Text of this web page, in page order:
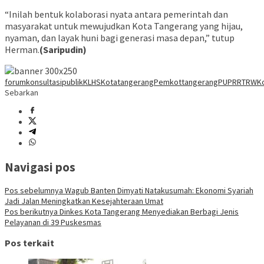
“Inilah bentuk kolaborasi nyata antara pemerintah dan
masyarakat untuk mewujudkan Kota Tangerang yang hijau,
nyaman, dan layak huni bagi generasi masa depan,” tutup
Herman.(Saripudin)
forumkonsultasipublikKLHSKotatangerangPemkottangerangPUPR
Sebarkan
Navigasi pos
Pos sebelumnya Wagub Banten Dimyati Natakusumah: Ekonomi Syariah
Jadi Jalan Meningkatkan Kesejahteraan Umat
Pos berikutnya Dinkes Kota Tangerang Menyediakan Berbagi Jenis
Pelayanan di 39 Puskesmas
Pos terkait